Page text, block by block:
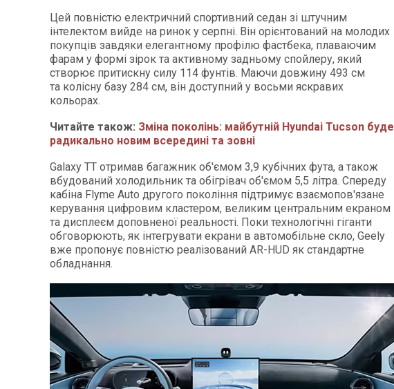
Цей повністю електричний спортивний седан зі штучним
інтелектом вийде на ринок у серпні. Він орієнтований на молодих
покупців завдяки елегантному профілю фастбека, плаваючим
фарам у формі зірок та активному задньому спойлеру, який
створює притискну силу 114 фунтів. Маючи довжину 493 см
та колісну базу 284 см, він доступний у восьми яскравих
кольорах.
Читайте також: Зміна поколінь: майбутній Hyundai Tucson буде
радикально новим всередині та зовні
Galaxy TT отримав багажник об'ємом 3,9 кубічних фута, а також
вбудований холодильник та обігрівач об'ємом 5,5 літра. Спереду
кабіна Flyme Auto другого покоління підтримує взаємопов'язане
керування цифровим кластером, великим центральним екраном
та дисплеєм доповненої реальності. Поки технологічні гіганти
обговорюють, як інтегрувати екрани в автомобільне скло, Geely
вже пропонує повністю реалізований AR-HUD як стандартне
обладнання.